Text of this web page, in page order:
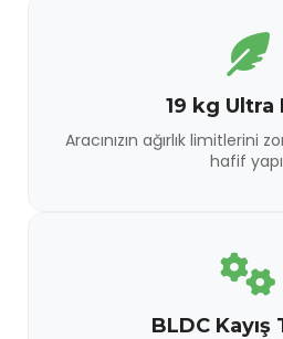
19 kg Ultra
Aracınızın ağırlık limitlerini
hafif
BLDC Kayış